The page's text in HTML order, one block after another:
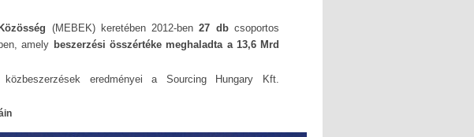
(MEBEK) keretében 2012-ben27 dbcsoportos
amely beszerzési összértéke meghaladta a 13,6 Mrd
eredményei a Sourcing Hungary Kft.